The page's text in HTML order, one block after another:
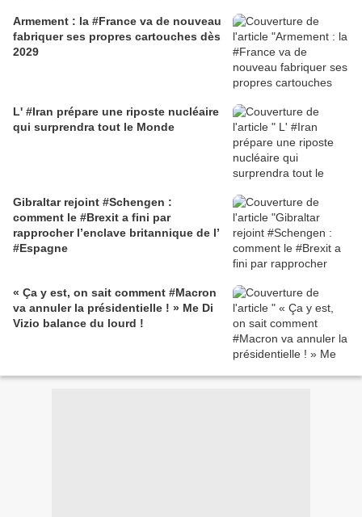
Armement : la #France va de nouveau
fabriquer ses propres cartouches dès
2029
L' #Iran prépare une riposte nucléaire
qui surprendra tout le Monde
Gibraltar rejoint #Schengen :
comment le #Brexit a fini par
rapprocher l’enclave britannique de l’
#Espagne
« Ça y est, on sait comment #Macron
va annuler la présidentielle ! » Me Di
Vizio balance du lourd !